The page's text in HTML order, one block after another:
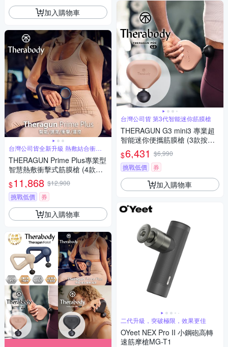
加入購物車
台灣公司貨全新升級 熱敷結合衝擊
式按摩
THERAGUN Prime Plus專業型
智慧熱敷衝擊式筋膜槍 (4款按
摩頭/16mm振幅/18kg推力)
$11,868 $12,900
挑戰低價
券
加入購物車
台灣公司貨 第3代智能迷你筋膜槍
THERAGUN G3 mini3 專業超
智能迷你便攜筋膜槍 (3款按摩
頭/10mm振幅/9kg推力) 砂岩玫
瑰粉
$6,431 $6,990
挑戰低價
券
加入購物車
二代升級，突破極限，效果更佳
OYeet NEX Pro II 小鋼砲高轉
速筋摩槍MG-T1